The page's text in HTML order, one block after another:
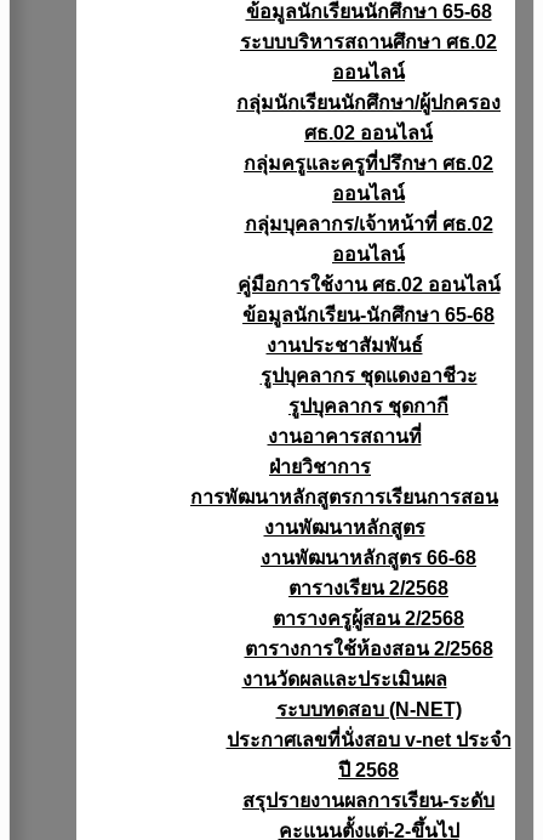
ข้อมูลนักเรียนนักศึกษา 65-68
ระบบบริหารสถานศึกษา ศธ.02
ออนไลน์
กลุ่มนักเรียนนักศึกษา/ผู้ปกครอง
ศธ.02 ออนไลน์
กลุ่มครูและครูที่ปรึกษา ศธ.02
ออนไลน์
กลุ่มบุคลากร/เจ้าหน้าที่ ศธ.02
ออนไลน์
คู่มือการใช้งาน ศธ.02 ออนไลน์
ข้อมูลนักเรียน-นักศึกษา 65-68
งานประชาสัมพันธ์
รูปบุคลากร ชุดแดงอาชีวะ
รูปบุคลากร ชุดกากี
งานอาคารสถานที่
ฝ่ายวิชาการ
การพัฒนาหลักสูตรการเรียนการสอน
งานพัฒนาหลักสูตร
งานพัฒนาหลักสูตร 66-68
ตารางเรียน 2/2568
ตารางครูผู้สอน 2/2568
ตารางการใช้ห้องสอน 2/2568
งานวัดผลเเละประเมินผล
ระบบทดสอบ (N-NET)
ประกาศเลขที่นั่งสอบ v-net ประจำ
ปี 2568
สรุปรายงานผลการเรียน-ระดับ
คะแนนตั้งแต่-2-ขึ้นไป